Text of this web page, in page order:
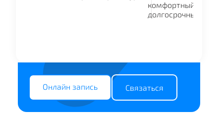
комфортный
долгосрочным
Онлайн запись Связаться